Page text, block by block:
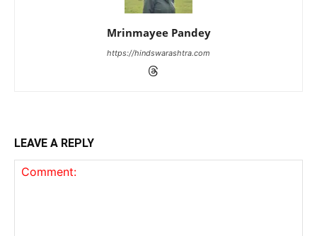
Mrinmayee Pandey
https://hindswarashtra.com
LEAVE A REPLY